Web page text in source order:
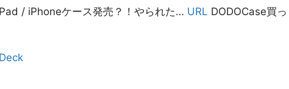
/ iPhoneケース発売？！やられた… URL DODOCase買っ